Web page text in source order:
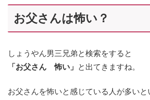
お父さんは怖い？
しょうやん男三兄弟と検索をすると
「お父さん 怖い」
と出てきますね。
お父さんを怖いと感じている人が多いと